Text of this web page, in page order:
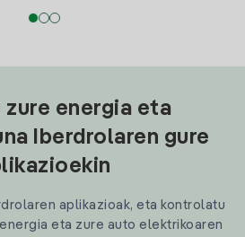
zure energia eta
Iberdrolaren gure
aplikazioak, eta kontrolatu
eta zure auto elektrikoaren